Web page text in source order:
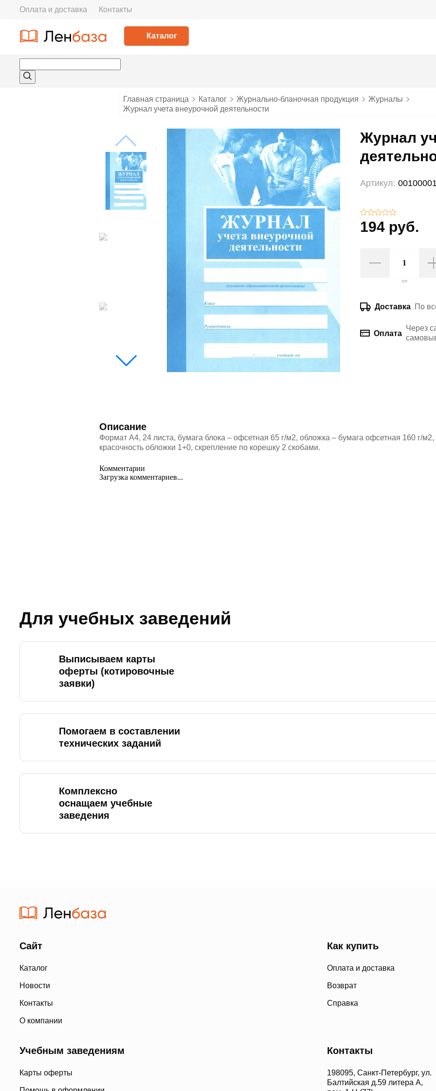
Оплата и доставка Контакты
Каталог
Главная страница Каталог Журнально-бланочная продукция
Журналы
Журнал учета внеурочной деятельности
Журнал
Артикул:
194 руб.
шт
Доставка По
Оплата
Через
Описание
Формат А4, 24 листа, бумага блока – офсетная 65 г/м2, обложка – бумага офсетная 160 г/м2,
красочность обложки 1+0, скрепление по корешку 2 скобами.
Комментарии
Загрузка комментариев...
Для учебных заведений
Выписываем карты
оферты (котировочные
заявки)
Помогаем в составлении
технических заданий
Комплексно
оснащаем учебные
заведения
Сайт
Каталог
Новости
Контакты
О компании
Как купить
Оплата и доставка
Возврат
Справка
Учебным заведениям
Карты оферты
Контакты
198095, Санкт-Петербург, ул.
Балтийская д.59 литера А,